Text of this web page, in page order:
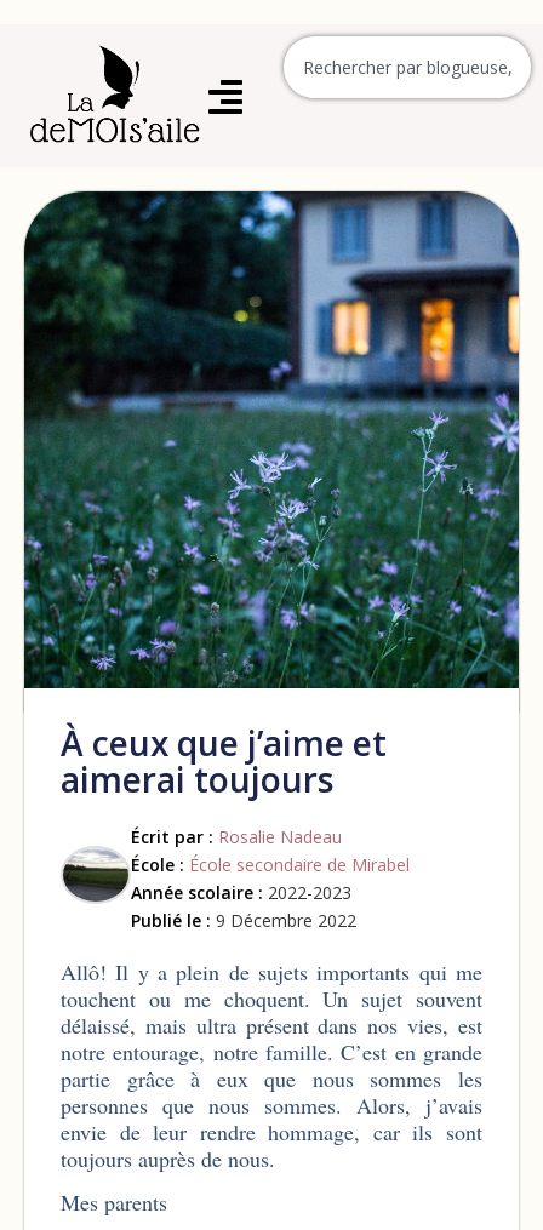
À ceux que j’aime et
aimerai toujours
Écrit par : Rosalie Nadeau
École : École secondaire de Mirabel
Année scolaire : 2022-2023
Publié le : 9 Décembre 2022
Allô! Il y a plein de sujets importants qui me
touchent ou me choquent. Un sujet souvent
délaissé, mais ultra présent dans nos vies, est
notre entourage, notre famille. C’est en grande
partie grâce à eux que nous sommes les
personnes que nous sommes. Alors, j’avais
envie de leur rendre hommage, car ils sont
toujours auprès de nous.
Mes parents